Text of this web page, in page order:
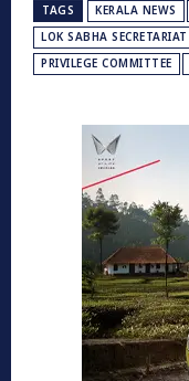
TAGS KERALA NEWS
LOK SABHA SECRETARIAT
PRIVILEGE COMMITTEE